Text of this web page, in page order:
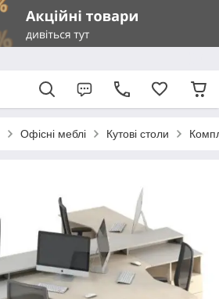
Офісні меблі Кутові столи